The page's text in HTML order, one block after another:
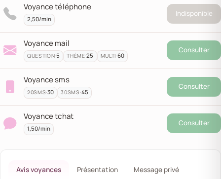
Voyance téléphone
2,50/min
Indisponible
Voyance mail
QUESTION·5 THÈME·25 MULTI·60
Consulter
Voyance sms
20SMS·30 30SMS ·45
Consulter
Voyance tchat
1,50/min
Consulter
Avis voyances Présentation Message privé